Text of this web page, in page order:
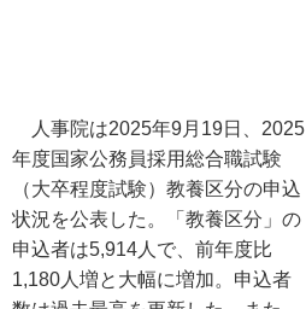
人事院は2025年9月19日、2025
年度国家公務員採用総合職試験
（大卒程度試験）教養区分の申込
状況を公表した。「教養区分」の
申込者は5,914人で、前年度比
1,180人増と大幅に増加。申込者